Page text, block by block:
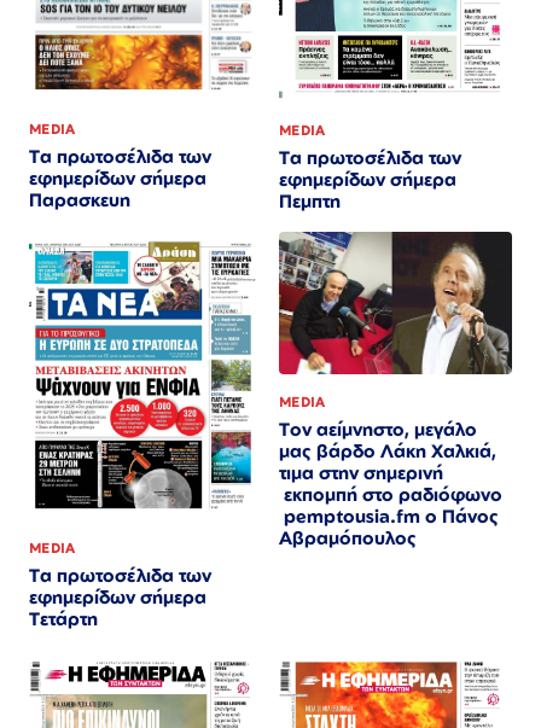
MEDIA
Τα πρωτοσέλιδα των
εφημερίδων σήμερα
Παρασκευη
MEDIA
Τα πρωτοσέλιδα των
εφημερίδων σήμερα
Πεμπτη
MEDIA
Τα πρωτοσέλιδα των
εφημερίδων σήμερα
Τετάρτη
MEDIA
Τον αείμνηστο, μεγάλο
μας βάρδο Λάκη Χαλκιά,
τιμα στην σημερινή
εκπομπή στο ραδιόφωνο
pemptousia.fm ο Πάνος
Αβραμόπουλος